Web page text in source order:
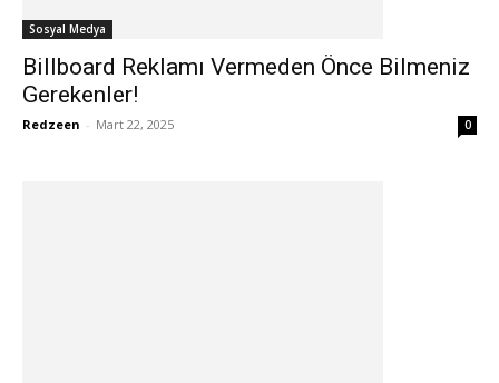
Sosyal Medya
Billboard Reklamı Vermeden Önce Bilmeniz
Gerekenler!
Redzeen - Mart 22, 2025 0